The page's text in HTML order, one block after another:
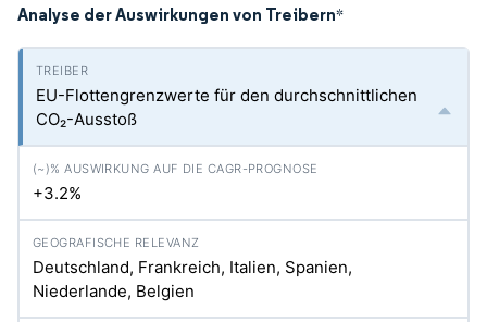
Analyse der Auswirkungen von Treibern*
EU-Flottengrenzwerte für den durchschnittlichen
CO₂-Ausstoß
+3.2%
Deutschland, Frankreich, Italien, Spanien,
Niederlande, Belgien